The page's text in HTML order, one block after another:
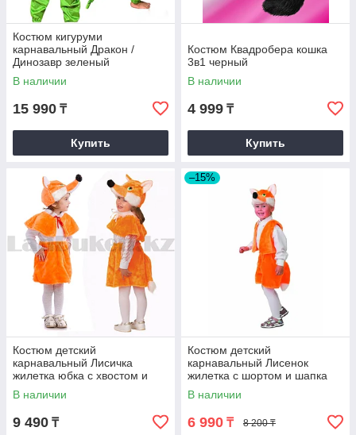
Костюм кигуруми
карнавальный Дракон /
Динозавр зеленый
В наличии
15 990 ₸
Купить
Костюм Квадробера кошка
3в1 черный
В наличии
4 999 ₸
Купить
Костюм детский
карнавальный Лисичка
жилетка юбка с хвостом и
шапка оранженый
В наличии
9 490 ₸
–15%
Костюм детский
карнавальный Лисенок
жилетка с шортом и шапка
оранжевый М
В наличии
6 990 ₸ 8 200 ₸